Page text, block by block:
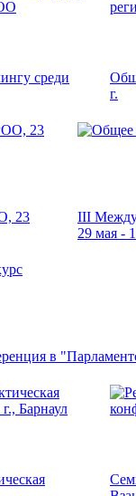
среди
г.
23
III
29 мая -
в